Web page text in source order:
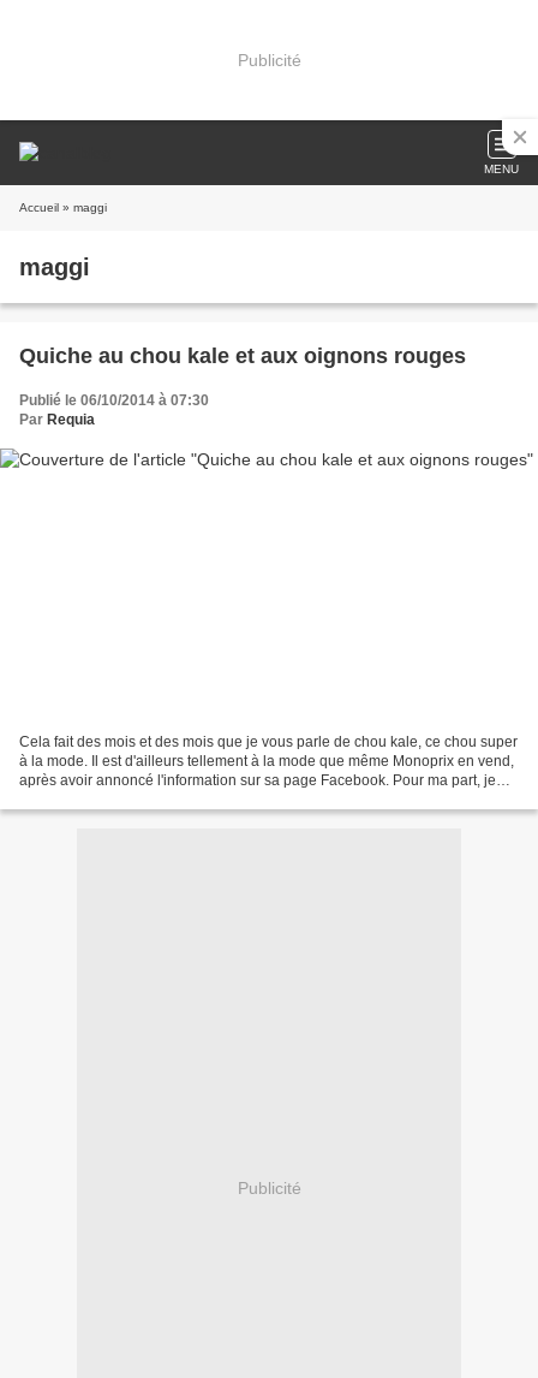
Publicité
MENU
Accueil » maggi
maggi
Quiche au chou kale et aux oignons rouges
Publié le 06/10/2014 à 07:30
Par Requia
Cela fait des mois et des mois que je vous parle de chou kale, ce chou super
à la mode. Il est d'ailleurs tellement à la mode que même Monoprix en vend,
après avoir annoncé l'information sur sa page Facebook. Pour ma part, je
Publicité